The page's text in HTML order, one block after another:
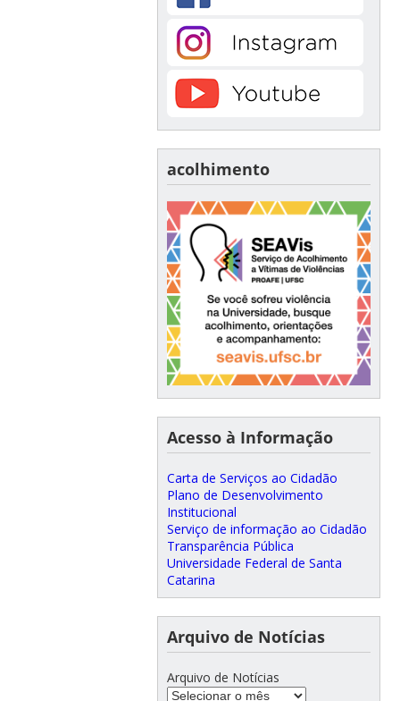
acolhimento
Acesso à Informação
Carta de Serviços ao Cidadão
Plano de Desenvolvimento
Institucional
Serviço de informação ao Cidadão
Transparência Pública
Universidade Federal de Santa
Catarina
Arquivo de Notícias
Arquivo de Notícias